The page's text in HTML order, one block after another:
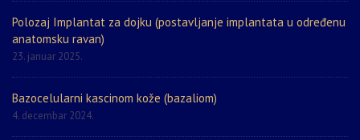
Polozaj Implantat za dojku (postavljanje implantata u određenu
anatomsku ravan)
23. januar 2025.
Bazocelularni kascinom kože (bazaliom)
4. decembar 2024.